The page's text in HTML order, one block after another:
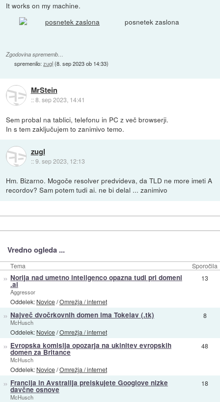
It works on my machine.
posnetek zaslona
Zgodovina sprememb…
spremenilo:zugl(8. sep 2023 ob 14:33)
MrStein
::8. sep 2023, 14:41
Sem probal na tablici, telefonu in PC z več browserji.
In s tem zaključujem to zanimivo temo.
zugl
::9. sep 2023, 12:13
Hm. Bizarno. Mogoče resolver predvideva, da TLD ne more imeti A
recordov? Sam potem tudi ai. ne bi delal ... zanimivo
Vredno ogleda ...
Tema Sporočila
» Norija nad umetno inteligenco opazna tudi pri domeni
.ai
Aggressor
Oddelek: Novice/Omrežja / internet
13
» Največ dvočrkovnih domen ima Tokelav (.tk)
McHusch
Oddelek: Novice/Omrežja / internet
8
» Evropska komisija opozarja na ukinitev evropskih
domen za Britance
McHusch
Oddelek: Novice/Omrežja / internet
48
» Francija in Avstralija preiskujete Googlove nizke
davčne osnove
McHusch
18